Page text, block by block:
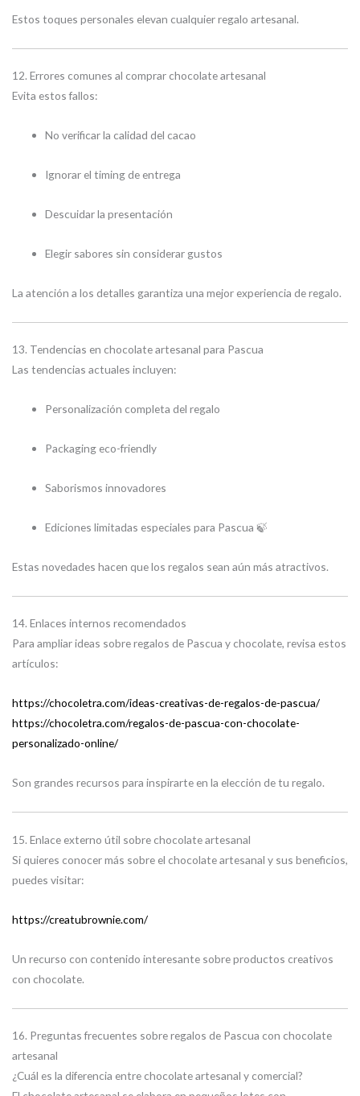
Estos toques personales elevan cualquier regalo artesanal.
12. Errores comunes al comprar chocolate artesanal
Evita estos fallos:
No verificar la calidad del cacao
Ignorar el timing de entrega
Descuidar la presentación
Elegir sabores sin considerar gustos
La atención a los detalles garantiza una mejor experiencia de regalo.
13. Tendencias en chocolate artesanal para Pascua
Las tendencias actuales incluyen:
Personalización completa del regalo
Packaging eco-friendly
Saborismos innovadores
Ediciones limitadas especiales para Pascua 🍃
Estas novedades hacen que los regalos sean aún más atractivos.
14. Enlaces internos recomendados
Para ampliar ideas sobre regalos de Pascua y chocolate, revisa estos
artículos:
https://chocoletra.com/ideas-creativas-de-regalos-de-pascua/
https://chocoletra.com/regalos-de-pascua-con-chocolate-
personalizado-online/
Son grandes recursos para inspirarte en la elección de tu regalo.
15. Enlace externo útil sobre chocolate artesanal
Si quieres conocer más sobre el chocolate artesanal y sus beneficios,
puedes visitar:
https://creatubrownie.com/
Un recurso con contenido interesante sobre productos creativos
con chocolate.
16. Preguntas frecuentes sobre regalos de Pascua con chocolate
artesanal
¿Cuál es la diferencia entre chocolate artesanal y comercial?